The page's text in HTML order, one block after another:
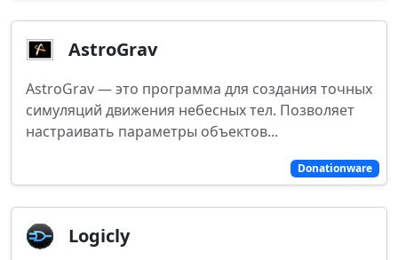
Donationware
AstroGrav
AstroGrav — это программа для создания точных
симуляций движения небесных тел. Позволяет
настраивать параметры объектов...
Logicly